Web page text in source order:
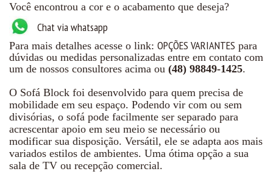
Você encontrou a cor e o acabamento que deseja?
Chat via whatsapp
Para mais detalhes acesse o link: OPÇÕES VARIANTES para
dúvidas ou medidas personalizadas entre em contato com
um de nossos consultores acima ou (48) 98849-1425.
O Sofá Block foi desenvolvido para quem precisa de
mobilidade em seu espaço. Podendo vir com ou sem
divisórias, o sofá pode facilmente ser separado para
acrescentar apoio em seu meio se necessário ou
modificar sua disposição. Versátil, ele se adapta aos mais
variados estilos de ambientes. Uma ótima opção a sua
sala de TV ou recepção comercial.